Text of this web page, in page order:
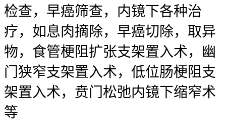
检查，早癌筛查，内镜下各种治
疗，如息肉摘除，早癌切除，取异
物，食管梗阻扩张支架置入术，幽
门狭窄支架置入术，低位肠梗阻支
架置入术，贲门松弛内镜下缩窄术
等